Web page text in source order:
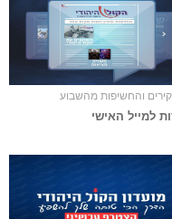
והחשיפות מהשבוע
למייל האישי